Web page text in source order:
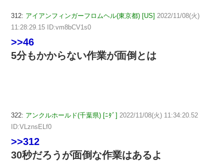
312: アイアンフィンガーフロムヘル(東京都) [US] 2022/11/08(火)
11:28:29.15 ID:vm8bCV1s0
>>46
5分もかからない作業が面倒とは
322: アンクルホールド(千葉県) [ﾆﾀﾞ] 2022/11/08(火) 11:34:20.52
ID:VLznsELf0
>>312
30秒だろうが面倒な作業はあるよ